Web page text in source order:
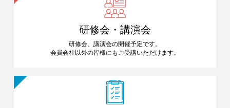
研修会・講演会
研修会、講演会の開催予定です。
会員会社以外の皆様にも ご受講いただけます。